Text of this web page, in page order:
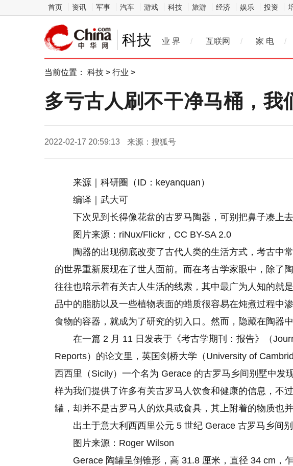
首页 资讯 军事 汽车 游戏 科技 旅游 经济 娱乐 投资
科技 业 界 / 互联网 / 家 电 /
当前位置： 科技 > 行业 >
多亏古人刷不干净马桶，
2022-02-17 20:59:13 来源：搜狐号
来源｜科研圈（ID：keyanquan）
编译｜武大可
下次见到长得像花盆的古罗马陶器，可别把鼻子凑上去
图片来源：riNux/Flickr，CC BY-SA 2.0
陶器的出现彻底改变了古代人类的生活方式，考古中
的世界重新展现在了世人面前。而在考古学家眼中，除了
往往也暗示着有关古人生活的线索，其中最广为人知的就
品中的脂肪以及一些植物表面的蜡质很容易在炖煮过程中
食物的容器，就成为了研究的切入口。然而，隐藏在陶器
在一篇 2 月 11 日发表于《考古学期刊：报告》（
Reports）的论文里，英国剑桥大学（University of
西西里（Sicily）一个名为 Gerace 的古罗马乡间别墅中发
样为我们提供了许多有关古罗马人饮食和健康的信息，不
罐，却并不是古罗马人的炊具或食具，其上附着的物质也
出土于意大利西西里公元 5 世纪 Gerace 古罗马乡间别
图片来源：Roger Wilson
Gerace 陶罐呈倒锥形，高 31.8 厘米，直径 34 cm，